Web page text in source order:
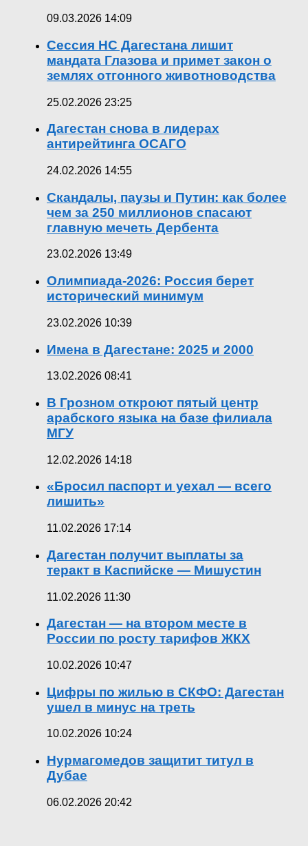
09.03.2026 14:09
Сессия НС Дагестана лишит
мандата Глазова и примет закон о
землях отгонного животноводства
25.02.2026 23:25
Дагестан снова в лидерах
антирейтинга ОСАГО
24.02.2026 14:55
Скандалы, паузы и Путин: как более
чем за 250 миллионов спасают
главную мечеть Дербента
23.02.2026 13:49
Олимпиада-2026: Россия берет
исторический минимум
23.02.2026 10:39
Имена в Дагестане: 2025 и 2000
13.02.2026 08:41
В Грозном откроют пятый центр
арабского языка на базе филиала
МГУ
12.02.2026 14:18
«Бросил паспорт и уехал — всего
лишить»
11.02.2026 17:14
Дагестан получит выплаты за
теракт в Каспийске — Мишустин
11.02.2026 11:30
Дагестан — на втором месте в
России по росту тарифов ЖКХ
10.02.2026 10:47
Цифры по жилью в СКФО: Дагестан
ушел в минус на треть
10.02.2026 10:24
Нурмагомедов защитит титул в
Дубае
06.02.2026 20:42